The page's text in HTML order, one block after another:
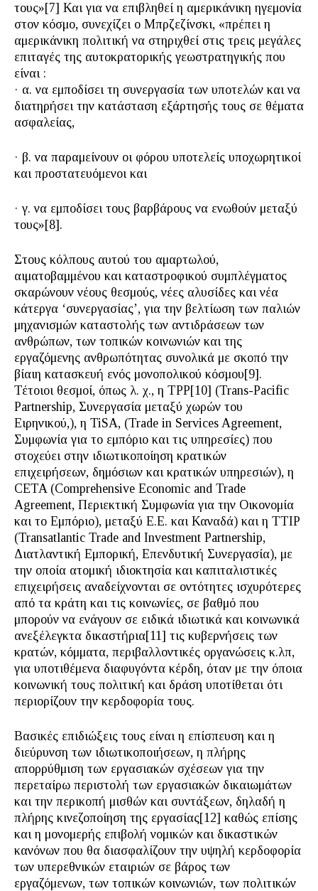
τους»[7] Και για να επιβληθεί η αμερικάνικη ηγεμονία
στον κόσμο, συνεχίζει ο Μπρζεζίνσκι, «πρέπει η
αμερικάνικη πολιτική να στηριχθεί στις τρεις μεγάλες
επιταγές της αυτοκρατορικής γεωστρατηγικής που
είναι :
· α. να εμποδίσει τη συνεργασία των υποτελών και να
διατηρήσει την κατάσταση εξάρτησής τους σε θέματα
ασφαλείας,
· β. να παραμείνουν οι φόρου υποτελείς υποχωρητικοί
και προστατευόμενοι και
· γ. να εμποδίσει τους βαρβάρους να ενωθούν μεταξύ
τους»[8].
Στους κόλπους αυτού του αμαρτωλού,
αιματοβαμμένου και καταστροφικού συμπλέγματος
σκαρώνουν νέους θεσμούς, νέες αλυσίδες και νέα
κάτεργα ‘συνεργασίας’, για την βελτίωση των παλιών
μηχανισμών καταστολής των αντιδράσεων των
ανθρώπων, των τοπικών κοινωνιών και της
εργαζόμενης ανθρωπότητας συνολικά με σκοπό την
βίαιη κατασκευή ενός μονοπολικού κόσμου[9].
Τέτοιοι θεσμοί, όπως λ. χ., η TPP[10] (Trans-Pacific
Partnership, Συνεργασία μεταξύ χωρών του
Ειρηνικού,), η TiSA, (Trade in Services Agreement,
Συμφωνία για το εμπόριο και τις υπηρεσίες) που
στοχεύει στην ιδιωτικοποίηση κρατικών
επιχειρήσεων, δημόσιων και κρατικών υπηρεσιών), η
CETA (Comprehensive Economic and Trade
Agreement, Περιεκτική Συμφωνία για την Οικονομία
και το Εμπόριο), μεταξύ Ε.Ε. και Καναδά) και η ΤΤΙΡ
(Transatlantic Trade and Investment Partnership,
Διατλαντική Εμπορική, Επενδυτική Συνεργασία), με
την οποία ατομική ιδιοκτησία και καπιταλιστικές
επιχειρήσεις αναδείχνονται σε οντότητες ισχυρότερες
από τα κράτη και τις κοινωνίες, σε βαθμό που
μπορούν να ενάγουν σε ειδικά ιδιωτικά και κοινωνικά
ανεξέλεγκτα δικαστήρια[11] τις κυβερνήσεις των
κρατών, κόμματα, περιβαλλοντικές οργανώσεις κ.λπ,
για υποτιθέμενα διαφυγόντα κέρδη, όταν με την όποια
κοινωνική τους πολιτική και δράση υποτίθεται ότι
περιορίζουν την κερδοφορία τους.
Βασικές επιδιώξεις τους είναι η επίσπευση και η
διεύρυνση των ιδιωτικοποιήσεων, η πλήρης
απορρύθμιση των εργασιακών σχέσεων για την
περεταίρω περιστολή των εργασιακών δικαιωμάτων
και την περικοπή μισθών και συντάξεων, δηλαδή η
πλήρης κινεζοποίηση της εργασίας[12] καθώς επίσης
και η μονομερής επιβολή νομικών και δικαστικών
κανόνων που θα διασφαλίζουν την υψηλή κερδοφορία
των υπερεθνικών εταιριών σε βάρος των
εργαζόμενων, των τοπικών κοινωνιών, των πολιτικών